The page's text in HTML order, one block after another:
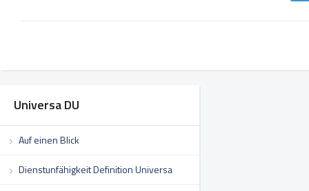
Universa DU
Auf einen Blick
Dienstunfähigkeit Definition Universa